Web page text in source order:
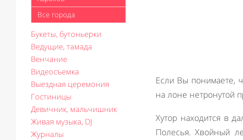
Все города
Букеты, бутоньерки
Ведущие, тамада
Венчание
Видеосъемка
Выездная церемония
Гостиницы
Девичник, мальчишник
Живая музыка, DJ
Журналы
Если Вы понимаете,
на лоне нетронутой
Хутор находится в
Полесья. Хвойный